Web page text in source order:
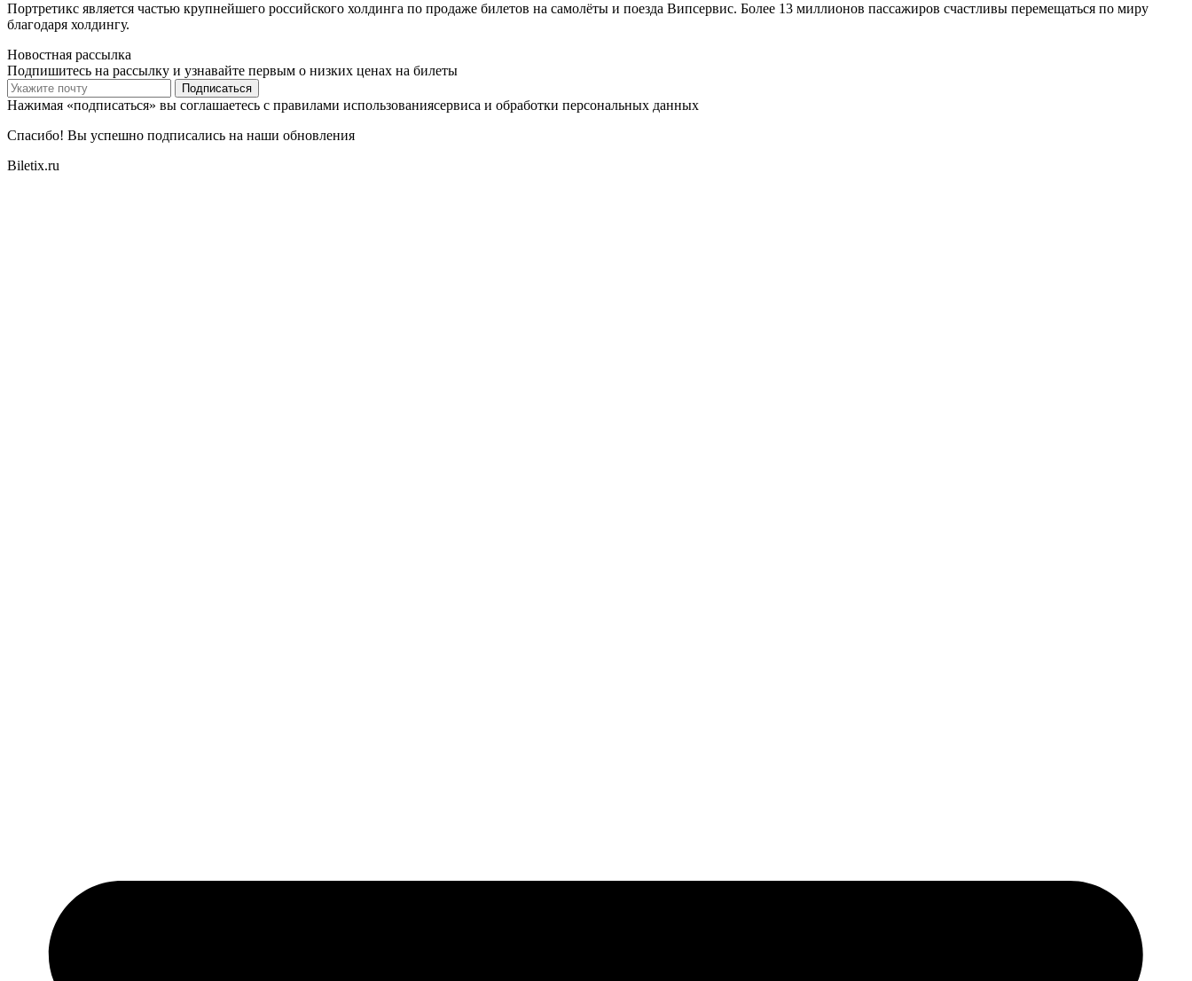
Портретикс является частью крупнейшего российского холдинга по продаже билетов на самолёты и поезда Випсервис. Более 13 миллионов пассажиров счастливы перемещаться по миру
благодаря холдингу.
Новостная рассылка
Подпишитесь на рассылку и узнавайте первым о низких ценах на билеты
Подписаться
Нажимая «подписаться» вы соглашаетесь с правилами использованиясервиса и обработки персональных данных
Спасибо! Вы успешно подписались на наши обновления
Biletix.ru